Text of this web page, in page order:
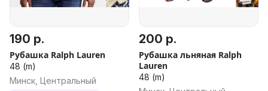
190 р.
Рубашка Ralph Lauren
48 (m)
Минск, Центральный
200 р.
Рубашка льняная Ralph
Lauren
48 (m)